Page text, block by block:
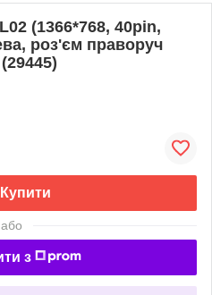
(1366*768, 40pin,
роз'єм праворуч
Купити
або
з